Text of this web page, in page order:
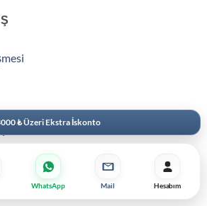
₺ Üzeri Ekstra İskonto
WhatsApp Mail Hesabım